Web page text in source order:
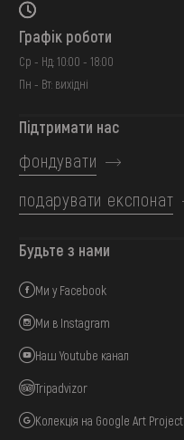
Графік роботи
Ср - Нд: 10:00 - 18:00
Пн - Вт: вихідні
Підтримати нас
фондувати
подарувати експонат
Будьте з нами
Ми у Facebook
Ми в Instagram
Наш Youtube канал
Tripadvizor
Колекція на Google Art Project